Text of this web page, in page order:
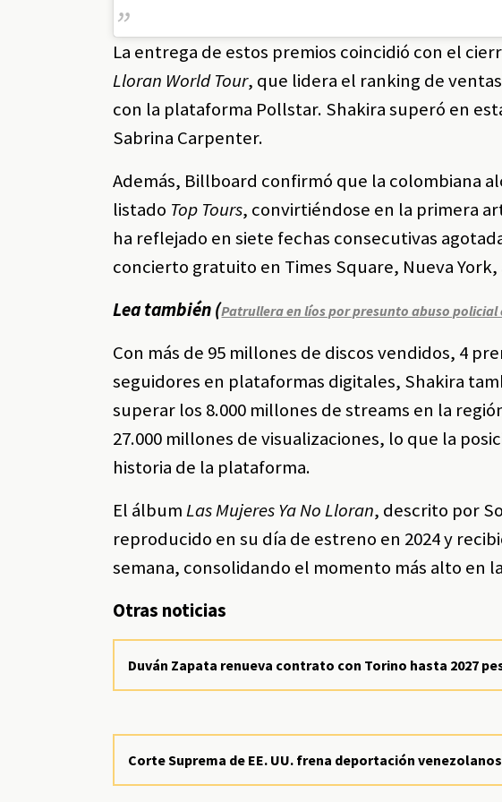
La entrega de estos premios coincidió con el
Lloran World Tour, que lidera el ranking de
con la plataforma Pollstar. Shakira superó en
Sabrina Carpenter.
Además, Billboard confirmó que la colombiana
listado Top Tours, convirtiéndose en la primera
ha reflejado en siete fechas consecutivas
concierto gratuito en Times Square, Nueva York,
Lea también (Patrullera en líos por presunto abuso
Con más de 95 millones de discos vendidos, 4
seguidores en plataformas digitales, Shakira
superar los 8.000 millones de streams en la
27.000 millones de visualizaciones, lo que la
historia de la plataforma.
El álbumLas Mujeres Ya No Lloran, descrito por
reproducido en su día de estreno en 2024 y
semana, consolidando el momento más alto en
Otras noticias
Duván Zapata renueva contrato con Torino hasta 2027
Corte Suprema de EE. UU. frena deportación